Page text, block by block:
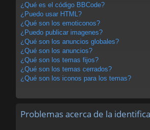
¿Qué es el código BBCode?
¿Puedo usar HTML?
¿Qué son los emoticonos?
¿Puedo publicar imagenes?
¿Qué son los anuncios globales?
¿Qué son los anuncios?
¿Qué son los temas fijos?
¿Qué son los temas cerrados?
¿Qué son los iconos para los temas?
Problemas acerca de la